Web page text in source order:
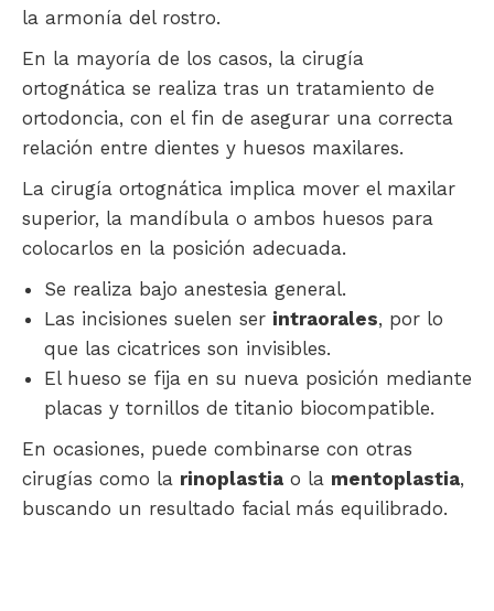
la armonía del rostro.
En la mayoría de los casos, la cirugía
ortognática se realiza tras un tratamiento de
ortodoncia, con el fin de asegurar una correcta
relación entre dientes y huesos maxilares.
La cirugía ortognática implica mover el maxilar
superior, la mandíbula o ambos huesos para
colocarlos en la posición adecuada.
Se realiza bajo anestesia general.
Las incisiones suelen ser intraorales, por lo
que las cicatrices son invisibles.
El hueso se fija en su nueva posición mediante
placas y tornillos de titanio biocompatible.
En ocasiones, puede combinarse con otras
cirugías como la rinoplastia o la mentoplastia,
buscando un resultado facial más equilibrado.